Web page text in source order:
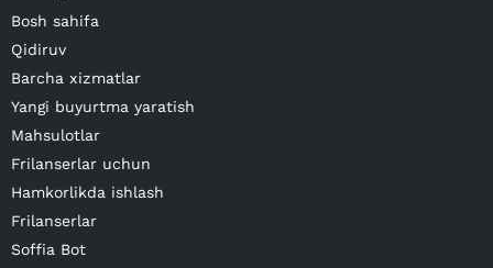
Bosh sahifa
Qidiruv
Barcha xizmatlar
Yangi buyurtma yaratish
Mahsulotlar
Frilanserlar uchun
Hamkorlikda ishlash
Frilanserlar
Soffia Bot